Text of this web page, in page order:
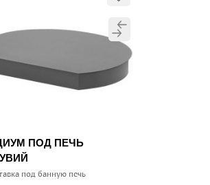
ПОД ПЕЧЬ
под банную печь